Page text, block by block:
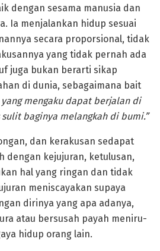
dengan sesama manusia dan
Ia menjalankan hidup sesuai
secara proporsional, tidak
yang tidak pernah ada
juga bukan berarti sikap
di dunia, sebagaimana bait
yang mengaku dapat berjalan di
baginya melangkah di bumi.”
dan kerakusan sedapat
dengan kejujuran, ketulusan,
hal yang ringan dan tidak
meniscayakan supaya
dirinya yang apa adanya,
atau bersusah payah meniru-
hidup orang lain.